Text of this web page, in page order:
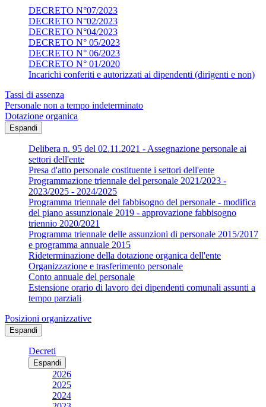
DECRETO N°07/2023
DECRETO N°02/2023
DECRETO N°04/2023
DECRETO N° 05/2023
DECRETO N° 06/2023
DECRETO N° 01/2020
Incarichi conferiti e autorizzati ai dipendenti (dirigenti e non)
Tassi di assenza
Personale non a tempo indeterminato
Dotazione organica
Espandi
Delibera n. 95 del 02.11.2021 - Assegnazione personale ai
settori dell'ente
Presa d'atto personale costituente i settori dell'ente
Programmazione triennale del personale 2021/2023 -
2023/2025 - 2024/2025
Programma triennale del fabbisogno del personale - modifica
del piano assunzionale 2019 - approvazione fabbisogno
triennio 2020/2021
Programma triennale delle assunzioni di personale 2015/2017
e programma annuale 2015
Rideterminazione della dotazione organica dell'ente
Organizzazione e trasferimento personale
Conto annuale del personale
Estensione orario di lavoro dei dipendenti comunali assunti a
tempo parziali
Posizioni organizzative
Espandi
Decreti
Espandi
2026
2025
2024